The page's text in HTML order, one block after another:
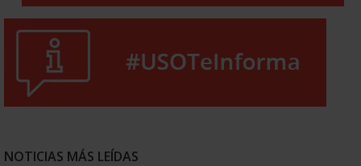
NOTICIAS MÁS LEÍDAS